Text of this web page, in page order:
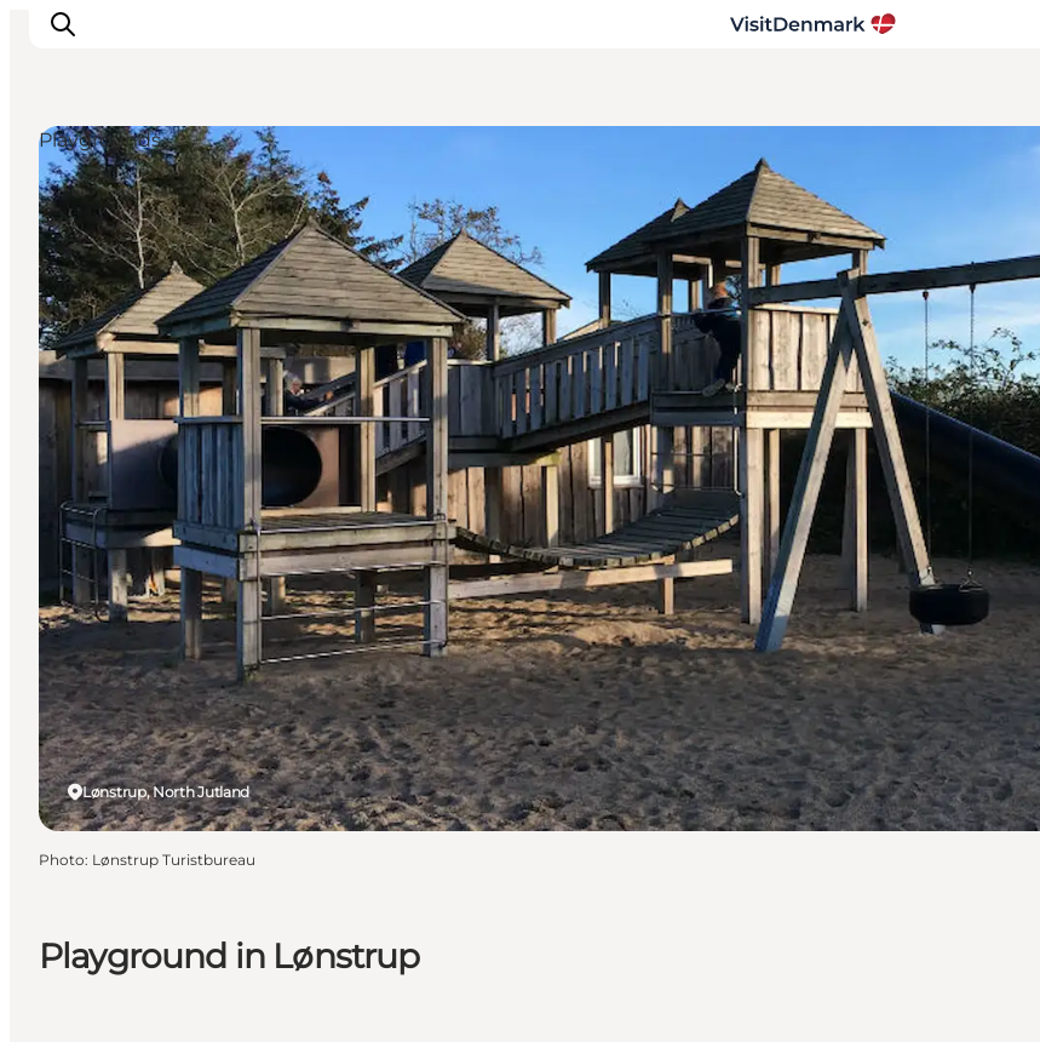
Inspirations
Destinations
Quoi faire
Hébergements
Planifiez votre voyage
Playground in Lønstrup
Lønstrup, North Jutland
Playgrounds
Photo: Lønstrup Turistbureau